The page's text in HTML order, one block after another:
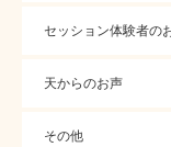
セッション体験者の
天からのお声
その他